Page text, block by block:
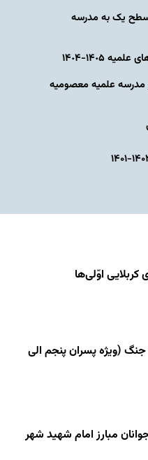
سطح یک به مدرسه
١۴٠۵-١۴٠۴
مدرسه علمیه معصومیه
اوّلی‌ها
(ویژه پسران پنجم الی
مبارز امام شهید شهر